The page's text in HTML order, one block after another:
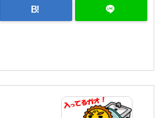
B!